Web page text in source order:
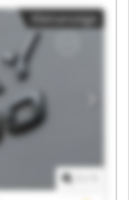
&
MBM
&
&
MBM
&
MBM
Kleinanzeige